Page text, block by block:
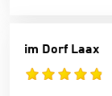
im Dorf Laax